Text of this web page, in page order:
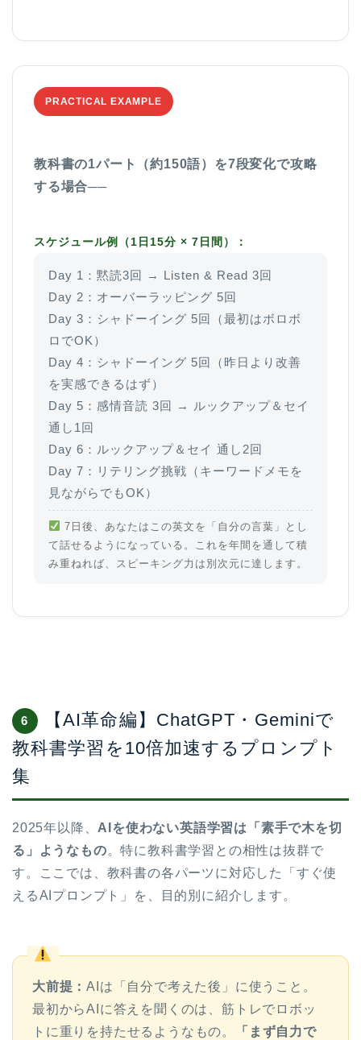
PRACTICAL EXAMPLE
教科書の1パート（約150語）を7段変化で攻略
する場合──
スケジュール例（1日15分 × 7日間）：
Day 1：黙読3回 → Listen & Read 3回
Day 2：オーバーラッピング 5回
Day 3：シャドーイング 5回（最初はボロボ
ロでOK）
Day 4：シャドーイング 5回（昨日より改善
を実感できるはず）
Day 5：感情音読 3回 → ルックアップ＆セイ
通し1回
Day 6：ルックアップ＆セイ 通し2回
Day 7：リテリング挑戦（キーワードメモを
見ながらでもOK）
7日後、あなたはこの英文を「自分の言葉」とし
て話せるようになっている。これを年間を通して積
み重ねれば、スピーキング力は別次元に達します。
6
【AI革命編】ChatGPT・Geminiで
教科書学習を10倍加速するプロンプト
集
2025年以降、 AIを使わない英語学習は「素手で木を切
る」ようなもの。特に教科書学習との相性は抜群で
す。ここでは、教科書の各パーツに対応した「すぐ使
えるAIプロンプト」を、目的別に紹介します。
大前提：AIは「自分で考えた後」に使うこと。
最初からAIに答えを聞くのは、筋トレでロボッ
トに重りを持たせるようなもの。
「まず自力で